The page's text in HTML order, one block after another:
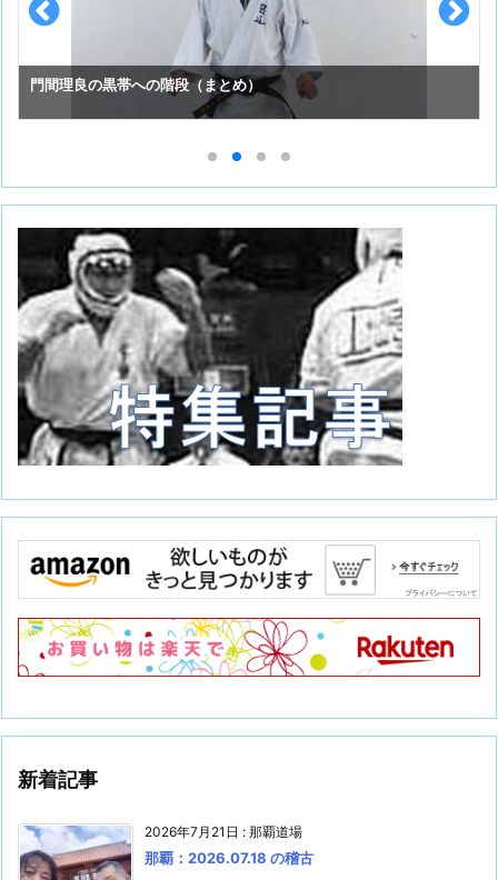
スーパーセーフのお手入れ （①初めての投稿）
新着記事
2026年7月21日 : 那覇道場
那覇：2026.07.18 の稽古